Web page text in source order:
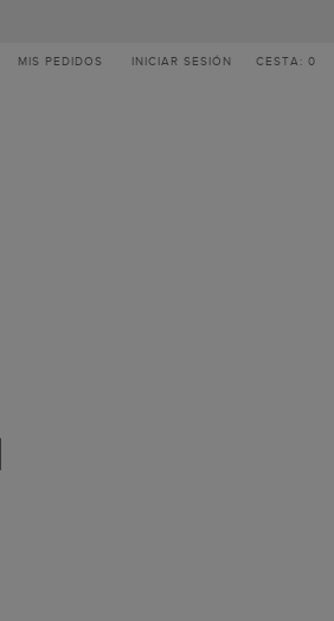
MIS PEDIDOS INICIAR SESIÓN CESTA: 0